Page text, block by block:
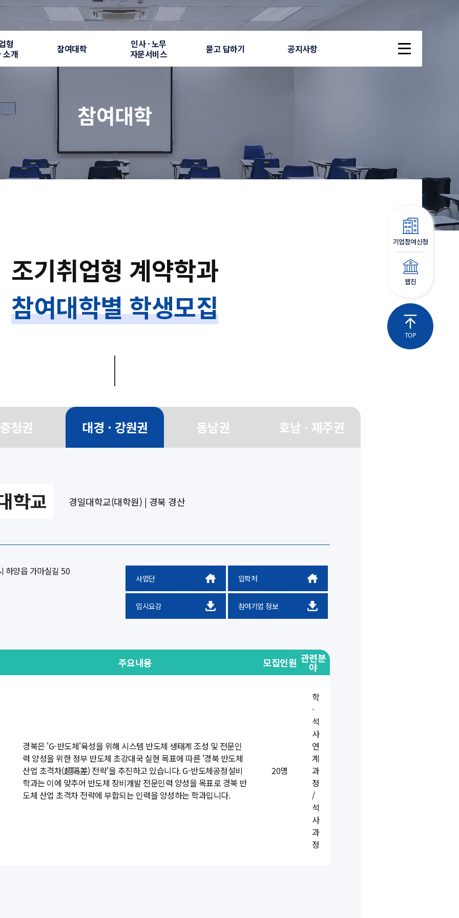
형
소개
참여대학
인사 · 노무
자문서비스
묻고 답하기 공지사항
참여대학
조기취업형 계약학과
참여대학별 학생모집
충청권 대경 · 강원권 동남권 호남 · 제주권
경일대학교(대학원) | 경북 경산
하양읍 가마실길 50
사업단 입학처
입시요강 참여기업 정보
주요내용 모집인원 관련분
야
경북은 'G-반도체'육성을 위해 시스템 반도체 생태계 조성 및 전문인
력 양성을 위한 정부 반도체 초강대국 실현 목표에 따른 '경북 반도체
산업 초격차(超隔差) 전략'을 추진하고 있습니다. G-반도체공정설비
학과는 이에 맞추어 반도체 장비개발 전문인력 양성을 목표로 경북 반
도체 산업 초격차 전략에 부합되는 인력을 양성하는 학과입니다.
20명
학
·
석
사
연
계
과
정
/
석
사
과
정
기업참여신청
웹진
TOP